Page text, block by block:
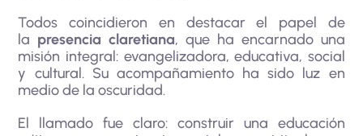
Todos coincidieron en destacar el papel de
la presencia claretiana, que ha encarnado una
misión integral: evangelizadora, educativa, social
y cultural. Su acompañamiento ha sido luz en
medio de la oscuridad.
El llamado fue claro: construir una educación